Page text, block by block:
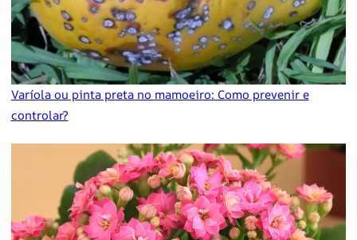
Varíola ou pinta preta no mamoeiro: Como prevenir e
controlar?